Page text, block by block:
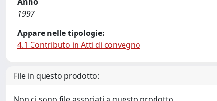
1997
Appare nelle tipologie:
4.1 Contributo in Atti di convegno
File in questo prodotto: